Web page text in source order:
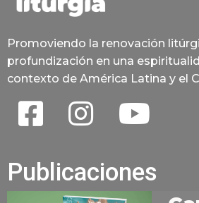
Promoviendo la renovación
profundización en una
contexto de América Latina y el
Publicaciones